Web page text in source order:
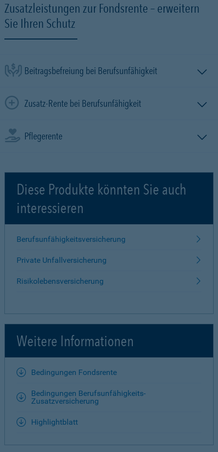
Zusatzleistungen zur Fondsrente – erweitern
Sie Ihren Schutz
Beitragsbefreiung bei Berufsunfähigkeit
Zusatz-Rente bei Berufsunfähigkeit
Pflegerente
Diese Produkte könnten Sie auch
interessieren
Berufsunfähigkeitsversicherung
Private Unfallversicherung
Risikolebensversicherung
Weitere Informationen
Bedingungen Fondsrente
Bedingungen Berufsunfähigkeits-
Zusatzversicherung
Highlightblatt